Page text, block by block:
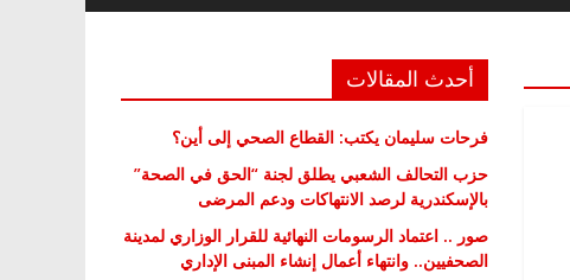
أحدث المقالات
فرحات سليمان يكتب: القطاع الصحي إلى أين؟
حزب التحالف الشعبي يطلق لجنة “الحق في الصحة”
بالإسكندرية لرصد الانتهاكات ودعم المرضى
صور .. اعتماد الرسومات النهائية للقرار الوزاري لمدينة
الصحفيين.. وانتهاء أعمال إنشاء المبنى الإداري